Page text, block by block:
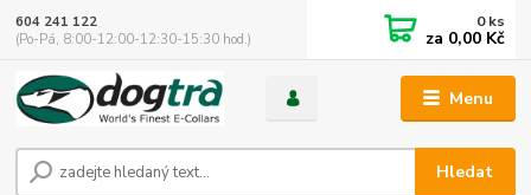
Menu
Hledat
604 241 122
(Po-Pá, 8:00-12:00-12:30-15:30 hod.)
0ks
za 0,00 Kč